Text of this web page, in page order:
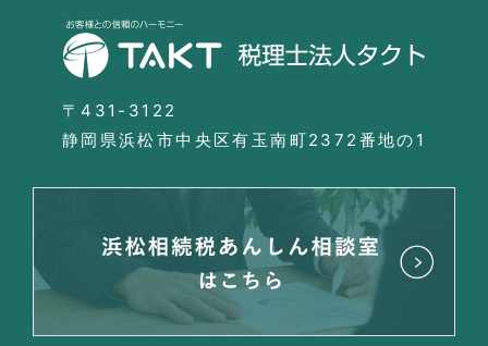
〒431-3122
静岡県浜松市中央区有玉南町2372番地の1